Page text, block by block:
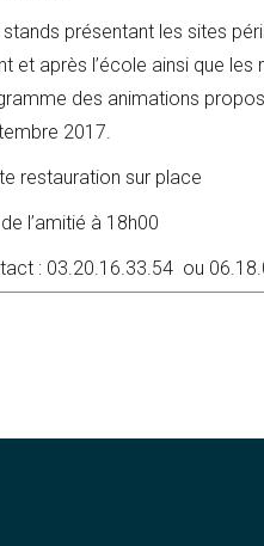
stands présentant les sites
et après l’école ainsi que
des animations
2017.
restauration sur place
l’amitié à 18h00
: 03.20.16.33.54 ou